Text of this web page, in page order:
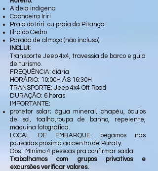
Aldeia indígena
Cachoeira Iriri
Praia do Iriri ou praia da Pitanga
Ilha do Cedro
Parada de almoço (não incluso)
INCLUI:
Transporte Jeep 4x4, travessia de barco e guia
de turismo.
FREQUÊNCIA: diária
HORÁRIO: 10:00H ÀS 16:30H
TRANSPORTE: Jeep 4x4 Off Road
DURAÇÃO: 6 horas
IMPORTANTE:
protetor solar; água mineral, chapéu, óculos
de sol, toalha,roupa de banho, repelente,
máquina fotográfica.
LOCAL DE EMBARQUE: pegamos nas
pousadas próxima ao centro de Paraty.
Obs.: Mínimo 4 pessoas pra confirmar saída.
Trabalhamos com grupos privativos e
excursões verificar valores.